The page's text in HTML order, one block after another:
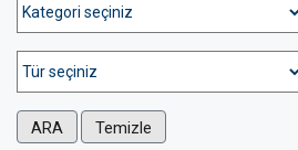
ARA Temizle